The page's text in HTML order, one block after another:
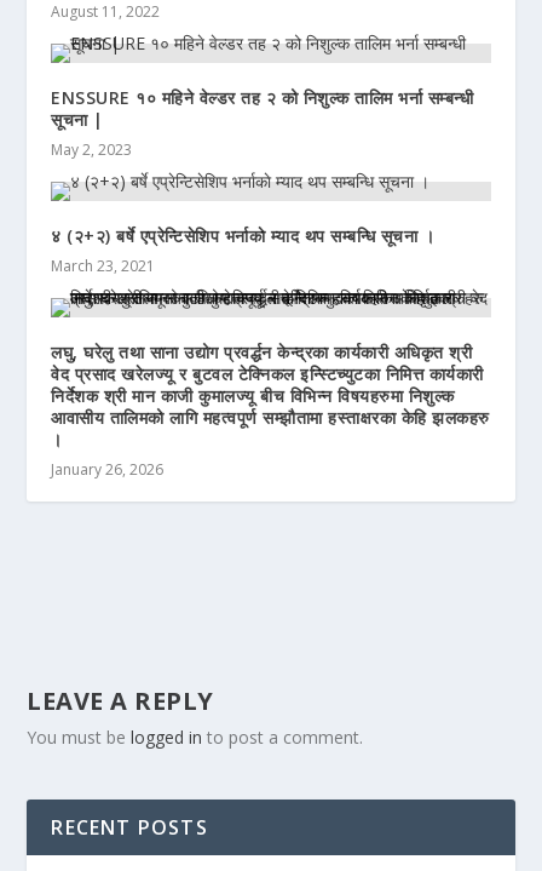
August 11, 2022
ENSSURE १० महिने वेल्डर तह २ को निशुल्क तालिम भर्ना सम्बन्धी
सूचना |
May 2, 2023
४ (२+२) बर्षे एप्रेन्टिसेशिप भर्नाकाे म्याद थप सम्बन्धि सूचना ।
March 23, 2021
लघु, घरेलु तथा साना उद्योग प्रवर्द्धन केन्द्रका कार्यकारी अधिकृत श्री
वेद प्रसाद खरेलज्यू र बुटवल टेक्निकल इन्स्टिच्युटका निमित्त कार्यकारी
निर्देशक श्री मान काजी कुमालज्यू बीच विभिन्न विषयहरुमा निशुल्क
आवासीय तालिमको लागि महत्वपूर्ण सम्झौतामा हस्ताक्षरका केहि झलकहरु
।
January 26, 2026
LEAVE A REPLY
You must belogged in to post a comment.
RECENT POSTS